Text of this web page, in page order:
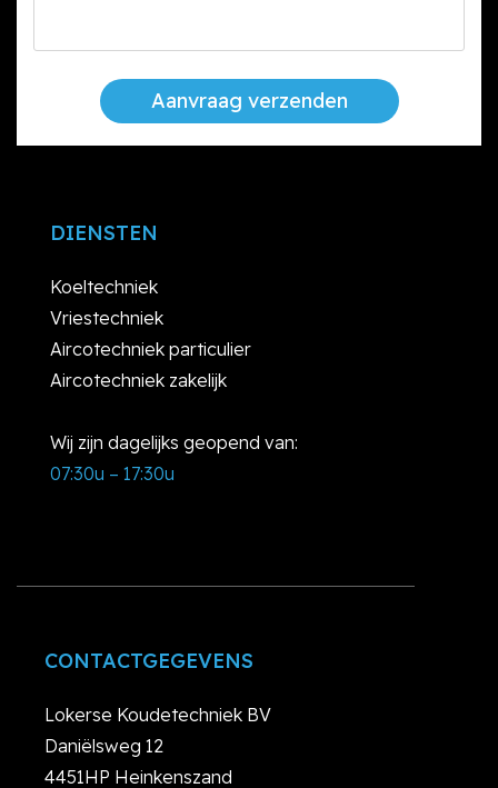
Aanvraag verzenden
DIENSTEN
Koeltechniek
Vriestechniek
Aircotechniek particulier
Aircotechniek zakelijk
Wij zijn dagelijks geopend van:
07:30u – 17:30u
CONTACTGEGEVENS
Lokerse Koudetechniek BV
Daniëlsweg 12
4451HP Heinkenszand